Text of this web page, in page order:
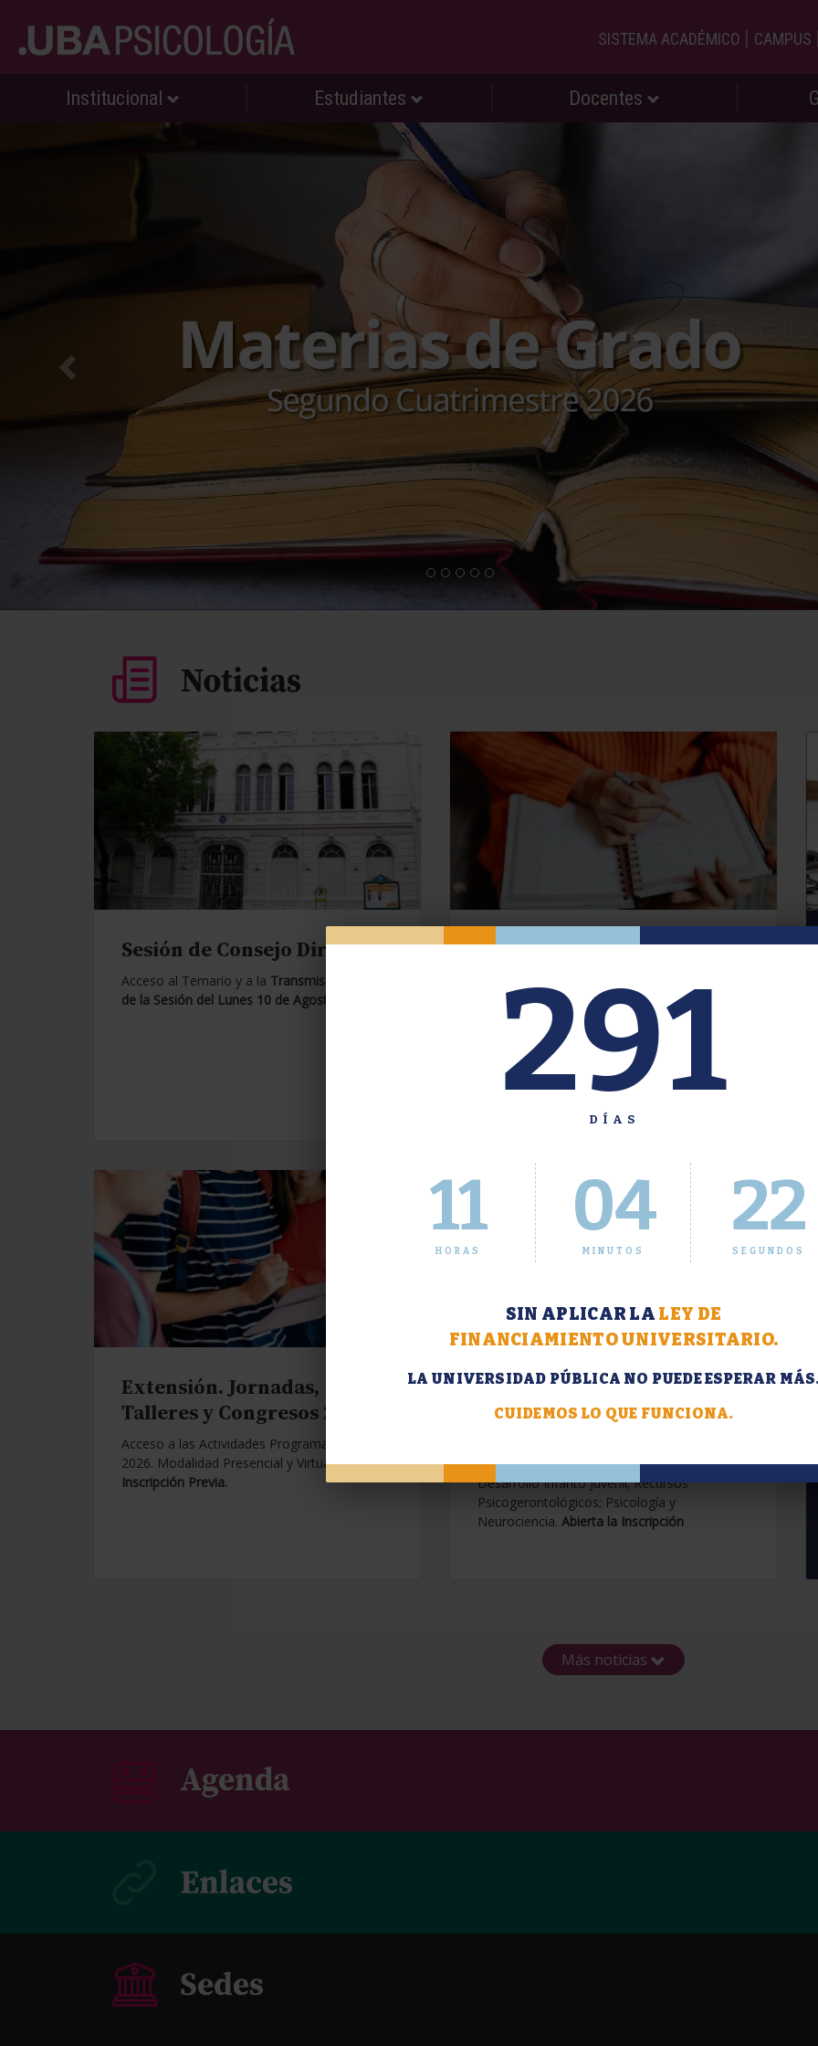
291
DÍAS
11
HORAS
04
MINUTOS
23
SEGUNDOS
SIN APLICAR LA LEY DE
FINANCIAMIENTO UNIVERSITARIO.
LA UNIVERSIDAD PÚBLICA NO PUEDE ESPERAR
CUIDEMOS LO QUE FUNCIONA.
SISTEMA ACADÉMICO | CAMPUS |
Institucional Estudiantes Docentes
Sesión de Consejo Directivo.
Acceso al Temario y a la Transmisión en Vivo
de la Sesión del Lunes 10 de Agosto de 2026.
Oferta de Grado. Segundo
Inscripción del 30 de julio al 4 de agosto a
través del Sistema Académico
Extensión. Jornadas,
Talleres y Congresos 2026.
Acceso a las Actividades Programadas para
2026. Modalidad Presencial y Virtual.Con
Inscripción Previa.
Extensión. Diplomaturas
2026.
Contemporáneas; Problemáticas en el
Desarrollo Infanto Juvenil; Recursos
Psicogerontológicos; Psicología y
Neurociencia. Abierta la Inscripción
Más noticias